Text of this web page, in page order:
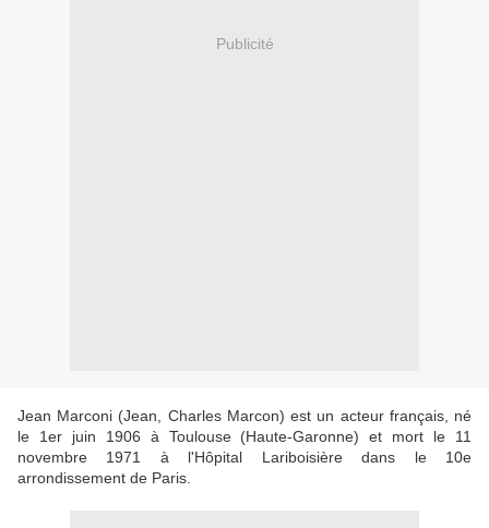
Publicité
Jean Marconi (Jean, Charles Marcon) est un acteur français, né
le 1er juin 1906 à Toulouse (Haute-Garonne) et mort le 11
novembre 1971 à l'Hôpital Lariboisière dans le 10e
arrondissement de Paris.